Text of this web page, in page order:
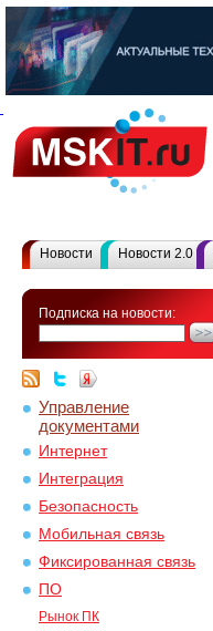
Новости Новости 2.0
Подписка на новости:
Управление
документами
Интернет
Интеграция
Безопасность
Мобильная связь
Фиксированная связь
ПО
Рынок ПК